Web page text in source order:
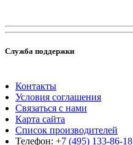
Служба поддержки
Контакты
Условия соглашения
Связаться с нами
Карта сайта
Список производителей
Телефон: +7 (495) 133-86-18